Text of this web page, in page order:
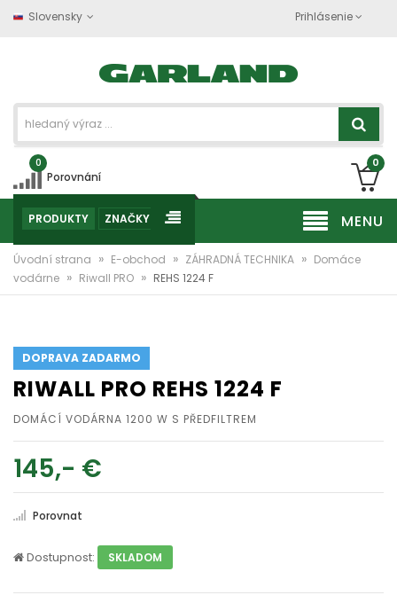
Slovensky Prihlásenie
0
Porovnání
0
MENU
PRODUKTY ZNAČKY
Úvodní strana » E-obchod » ZÁHRADNÁ TECHNIKA » Domáce
vodárne » Riwall PRO » REHS 1224 F
DOPRAVA ZADARMO
RIWALL PRO REHS 1224 F
DOMÁCÍ VODÁRNA 1200 W S PŘEDFILTREM
145,- €
Porovnat
Dostupnost: SKLADOM